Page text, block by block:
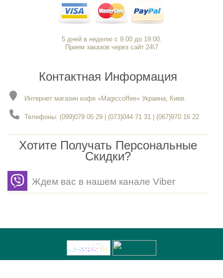
5 дней в неделю с 9:00 до 19:00.
Прием заказов через сайт 24\7
Контактная Информация
Интернет магазин кофе «Magiccoffee» Украина, Киев.
Телефоны: (099)079 05 29 | (073)044 71 31 | (067)970 16 22
Хотите Получать Персональные
Скидки?
Ждем вас в нашем канале Viber